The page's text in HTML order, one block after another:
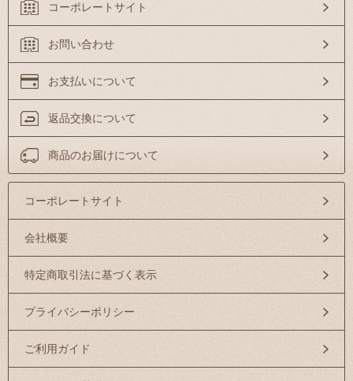
コーポレートサイト
お問い合わせ
お支払いについて
返品交換について
商品のお届けについて
コーポレートサイト
会社概要
特定商取引法に基づく表示
プライバシーポリシー
ご利用ガイド